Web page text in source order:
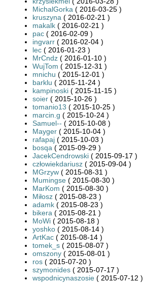
MichalGorka ( 2016-03-25 )
kruszyna ( 2016-02-21 )
makalk ( 2016-02-21 )
pac ( 2016-02-09 )
ingvarr ( 2016-02-04 )
lec ( 2016-01-23 )
MrCndz ( 2016-01-10 )
WujTom ( 2015-12-31 )
mnichu ( 2015-12-01 )
barklu ( 2015-11-24 )
kampinoski ( 2015-11-15 )
soier ( 2015-10-26 )
tomanio13 ( 2015-10-25 )
marcin.g ( 2015-10-24 )
Samuel-- ( 2015-10-08 )
Mayger ( 2015-10-04 )
rafapaj ( 2015-10-03 )
bosqa ( 2015-09-29 )
JacekCendrowski ( 2015-09-17 )
człowiekdariusz ( 2015-09-04 )
MGrzyw ( 2015-08-31 )
Mumingse ( 2015-08-30 )
MarKom ( 2015-08-30 )
Miłosz ( 2015-08-23 )
adamk ( 2015-08-23 )
bikera ( 2015-08-21 )
MoWi ( 2015-08-18 )
yoshko ( 2015-08-14 )
ArtKac ( 2015-08-14 )
tomek_s ( 2015-08-07 )
omszony ( 2015-08-01 )
ros ( 2015-07-20 )
szymonides ( 2015-07-17 )
wspodnicynaszosie ( 2015-07-12 )